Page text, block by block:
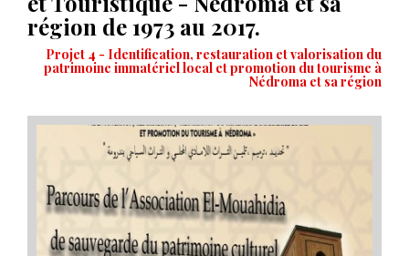
région de 1973 au 2017.
Projet 4 - Identification, restauration et valorisation du
patrimoine immatériel local et promotion du tourisme à
Nédroma et sa région